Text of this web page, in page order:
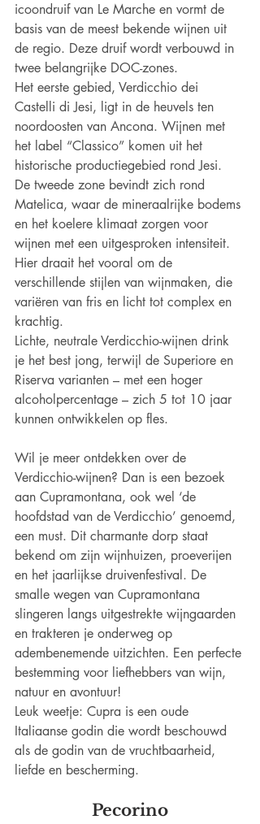
icoondruif van Le Marche en vormt de
basis van de meest bekende wijnen uit
de regio. Deze druif wordt verbouwd in
twee belangrijke DOC-zones.
Het eerste gebied, Verdicchio dei
Castelli di Jesi, ligt in de heuvels ten
noordoosten van Ancona. Wijnen met
het label “Classico” komen uit het
historische productiegebied rond Jesi.
De tweede zone bevindt zich rond
Matelica, waar de mineraalrijke bodems
en het koelere klimaat zorgen voor
wijnen met een uitgesproken intensiteit.
Hier draait het vooral om de
verschillende stijlen van wijnmaken, die
variëren van fris en licht tot complex en
krachtig.
Lichte, neutrale Verdicchio-wijnen drink
je het best jong, terwijl de Superiore en
Riserva varianten – met een hoger
alcoholpercentage – zich 5 tot 10 jaar
kunnen ontwikkelen op fles.
Wil je meer ontdekken over de
Verdicchio-wijnen? Dan is een bezoek
aan Cupramontana, ook wel ‘de
hoofdstad van de Verdicchio’ genoemd,
een must. Dit charmante dorp staat
bekend om zijn wijnhuizen, proeverijen
en het jaarlijkse druivenfestival. De
smalle wegen van Cupramontana
slingeren langs uitgestrekte wijngaarden
en trakteren je onderweg op
adembenemende uitzichten. Een perfecte
bestemming voor liefhebbers van wijn,
natuur en avontuur!
Leuk weetje: Cupra is een oude
Italiaanse godin die wordt beschouwd
als de godin van de vruchtbaarheid,
liefde en bescherming.
Pecorino